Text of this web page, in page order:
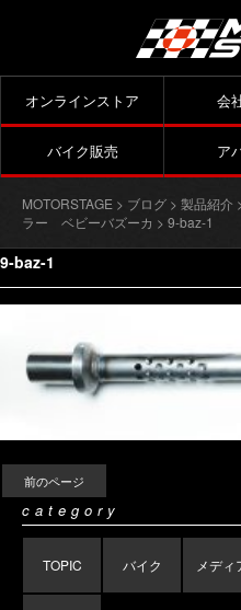
オンラインストア 会
バイク販売 ア
MOTORSTAGE > ブログ > 製品紹介 >
ラー ベビーバズーカ > 9-baz-1
9-baz-1
前のページ
category
TOPIC バイク メディ